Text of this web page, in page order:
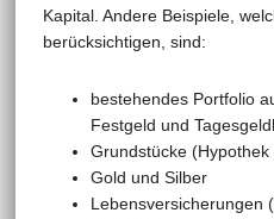
Kapital. Andere Beispiele,
berücksichtigen, sind:
bestehendes Portfolio
Festgeld und
Grundstücke (Hypothek
Gold und Silber
Lebensversicherungen